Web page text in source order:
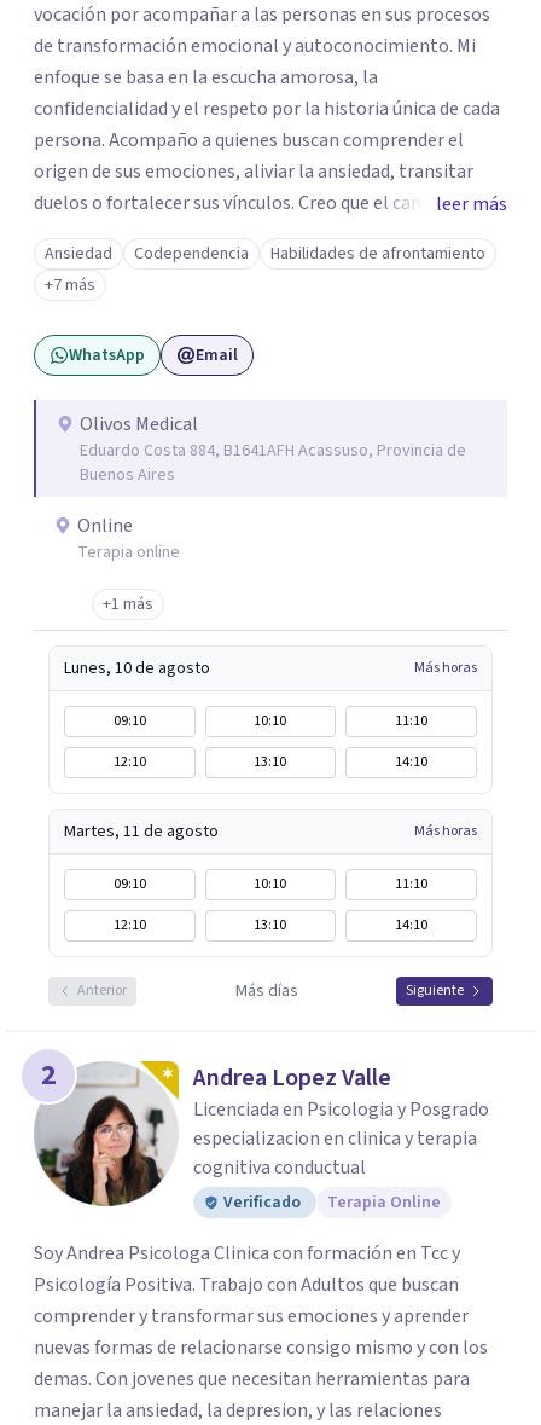
vocación por acompañar a las personas en sus procesos
de transformación emocional y autoconocimiento. Mi
enfoque se basa en la escucha amorosa, la
confidencialidad y el respeto por la historia única de cada
persona. Acompaño a quienes buscan comprender el
origen de sus emociones, aliviar la ansiedad, transitar
duelos o fortalecer sus vínculos. Creo que el camino hacia
una vida más auténtica comienza cuando nos animamos
a mirar hacia adentro y a reconocer las raíces de lo que
sentimos.
leer más
Ansiedad Codependencia
Habilidades de afrontamiento
+7 más
WhatsApp Email
Olivos Medical
Eduardo Costa 884, B1641AFH Acassuso, Provincia de
Buenos Aires
Online
Terapia online
+1 más
Lunes, 10 de agosto Más horas
09:10 10:10
11:10
12:10
13:10 14:10
Martes, 11 de agosto Más horas
09:10 10:10
11:10
12:10
13:10 14:10
Anterior Más días Siguiente
2 Andrea Lopez Valle
Licenciada en Psicologia y Posgrado
especializacion en clinica y terapia
cognitiva conductual
Verificado Terapia Online
Soy Andrea Psicologa Clinica con formación en Tcc y
Psicología Positiva. Trabajo con Adultos que buscan
comprender y transformar sus emociones y aprender
nuevas formas de relacionarse consigo mismo y con los
demas. Con jovenes que necesitan herramientas para
manejar la ansiedad, la depresion, y las relaciones